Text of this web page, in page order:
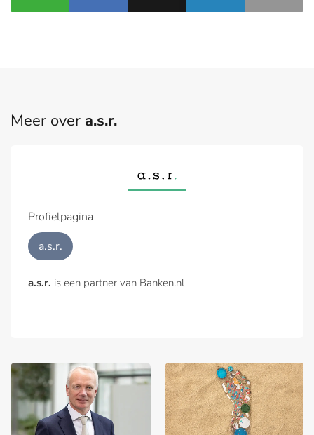
Meer over a.s.r.
Profielpagina
a.s.r.
a.s.r. is een partner van Banken.nl